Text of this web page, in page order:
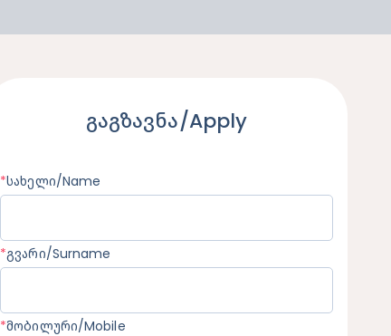
გაგზავნა/Apply
*სახელი/Name
*გვარი/Surname
*მობილური/Mobile